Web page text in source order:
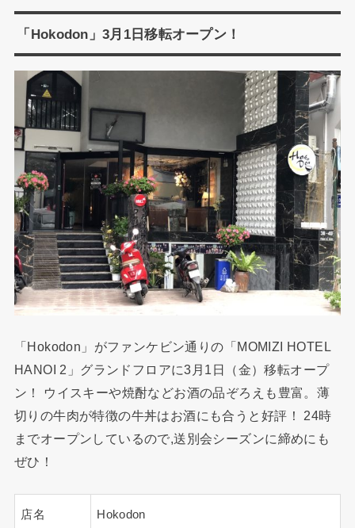
「Hokodon」3月1日移転オープン！
「Hokodon」がファンケビン通りの「MOMIZI HOTEL
HANOI 2」グランドフロアに3月1日（金）移転オープ
ン！ ウイスキーや焼酎などお酒の品ぞろえも豊富。薄
切りの牛肉が特徴の牛丼はお酒にも合うと好評！ 24時
までオープンしているので,送別会シーズンに締めにも
ぜひ！
店名 Hokodon